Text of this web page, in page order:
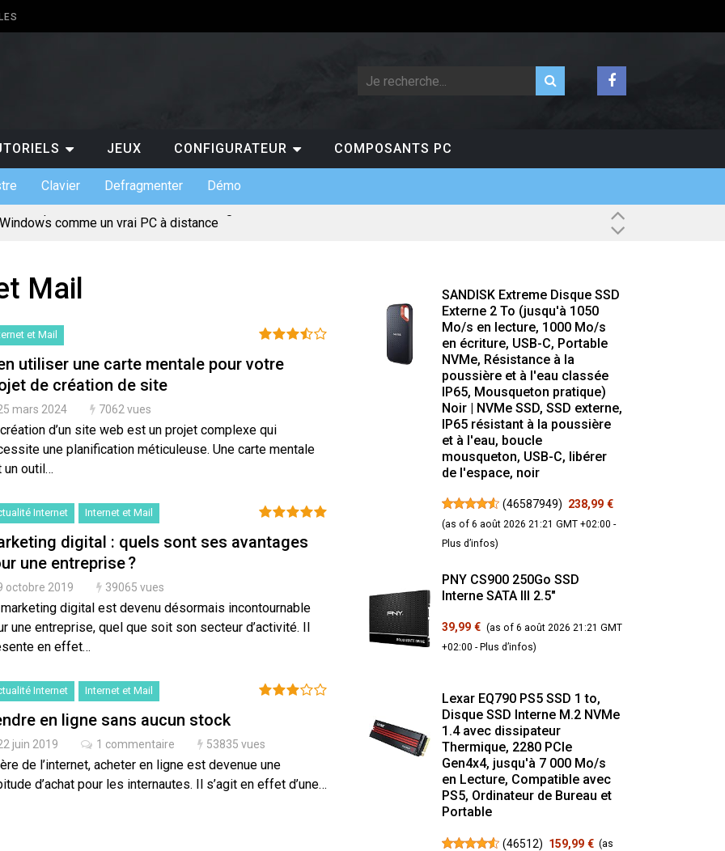
JEUX CONFIGURATEUR COMPOSANTS PC
Clavier Defragmenter Démo
comme un vrai PC à distance
pour jouer au casino en ligne ?
de suivre les scores de NBA en temps réel ?
à absolument découvrir sur un PC ?
et l’évolution des loisirs en ligne
Mail
et Mail
utiliser une carte mentale pour votre
de création de site
mars 2024 7062 vues
d’un site web est un projet complexe qui
une planification méticuleuse. Une carte mentale
un outil…
Internet Internet et Mail
digital : quels sont ses avantages
une entreprise ?
octobre 2019 39065 vues
digital est devenu désormais incontournable
une entreprise, quel que soit son secteur d’activité. Il
en effet…
Internet Internet et Mail
en ligne sans aucun stock
juin 2019 1 commentaire 53835 vues
de l’internet, acheter en ligne est devenue une
d’achat pour les internautes. Il s’agit en effet d’une…
SANDISK Extreme Disque SSD
Externe 2 To (jusqu'à 1050
Mo/s en lecture, 1000 Mo/s
en écriture, USB-C, Portable
NVMe, Résistance à la
poussière et à l'eau classée
IP65, Mousqueton pratique)
Noir | NVMe SSD, SSD externe,
IP65 résistant à la poussière
et à l'eau, boucle
mousqueton, USB-C, libérer
de l'espace, noir
(46587949) 238,99 €
(as of 6 août 2026 21:21 GMT +02:00 -
Plus d’infos)
PNY CS900 250Go SSD
Interne SATA III 2.5"
39,99 € (as of 6 août 2026 21:21 GMT
+02:00 -Plus d’infos)
Lexar EQ790 PS5 SSD 1 to,
Disque SSD Interne M.2 NVMe
1.4 avec dissipateur
Thermique, 2280 PCIe
Gen4x4, jusqu'à 7 000 Mo/s
en Lecture, Compatible avec
PS5, Ordinateur de Bureau et
Portable
(46512) 159,99 € (as